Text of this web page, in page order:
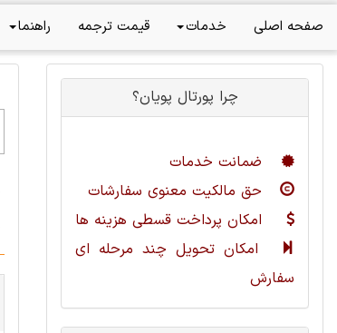
صفحه اصلی خدمات قیمت ترجمه راهنما
چرا پورتال پویان؟
ضمانت خدمات
حق مالکیت معنوی سفارشات
امکان پرداخت قسطی هزینه ها
امکان تحویل چند مرحله ای
سفارش